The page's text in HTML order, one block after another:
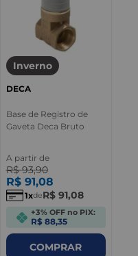
Inverno
DECA
Base de Registro de
Gaveta Deca Bruto
A partir de
R$ 93,90
R$ 91,08
1 deR$ 91,08
+3% OFF no PIX:
R$ 88,35
COMPRAR